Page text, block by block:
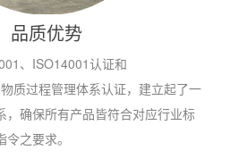
品质优势
、ISO14001认证和
质过程管理体系认证，建立起了一
，确保所有产品皆符合对应行业标
之要求。